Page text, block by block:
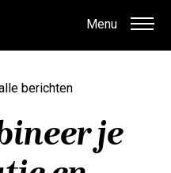
Menu
berichten
je